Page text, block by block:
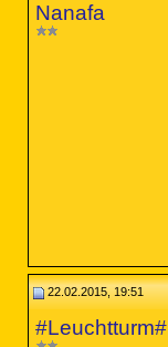
Nanafa
22.02.2015, 19:51
#Leuchtturm#